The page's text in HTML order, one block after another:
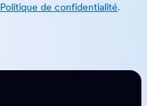
Politique de confidentialité.